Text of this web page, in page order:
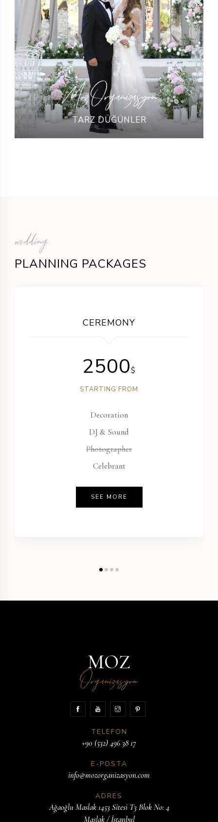
Moz Organizasyon
TARZ DÜĞÜNLER
wedding
PLANNING PACKAGES
CEREMONY
2500$
STARTING FROM
Decoration
DJ & Sound
Photographer
Celebrant
SEE MORE
MOZ
Organizasyon
TELEFON
+90 (532) 496 38 17
E-POSTA
info@mozorganizasyon.com
ADRES
Ağaoğlu Maslak 1453 Sitesi T3 Blok No: 4
Maslak / İstanbul